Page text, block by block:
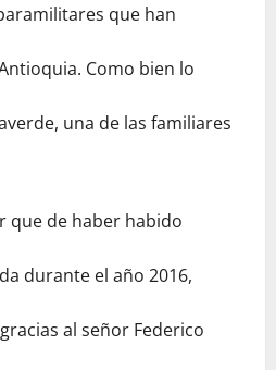
que han
Como bien lo
una de las familiares
que de haber habido
durante el año 2016,
al señor Federico